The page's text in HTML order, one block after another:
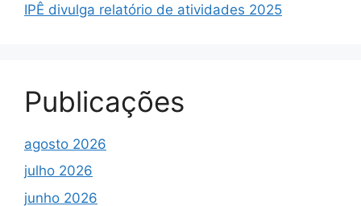
IPÊ divulga relatório de atividades 2025
Publicações
agosto 2026
julho 2026
junho 2026